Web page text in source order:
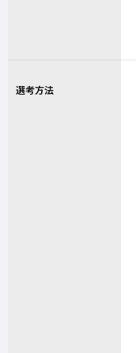
選考方法